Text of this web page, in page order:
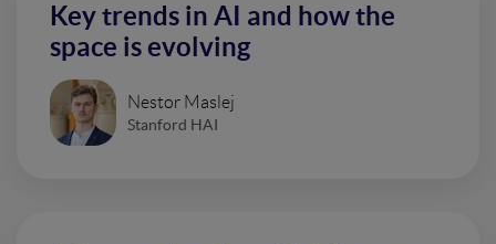
Key trends in AI and how the
space is evolving
Nestor Maslej
Stanford HAI